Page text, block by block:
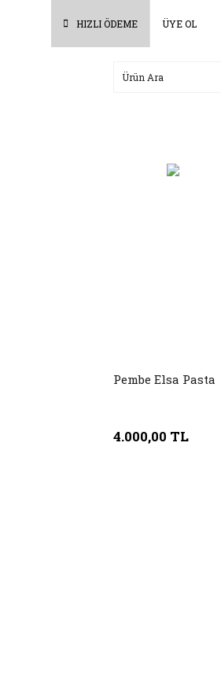
HIZLI ÖDEME ÜYE OL
Pembe Elsa Pasta
4.000,00 TL